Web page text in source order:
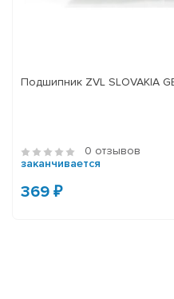
Подшипник ZVL SLOVAKIA
0 отзывов
заканчивается
369 ₽